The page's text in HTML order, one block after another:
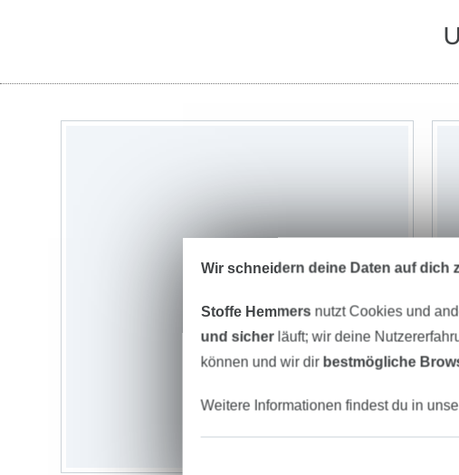
Wir schneidern deine Daten auf dich
Stoffe Hemmers nutzt Cookies und
und sicherläuft; wir deine
können und wir dir bestmögliche
Weitere Informationen findest du in